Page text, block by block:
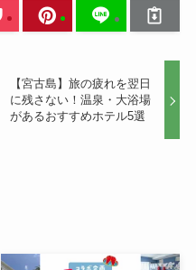
【宮古島】旅の疲れを翌日
に残さない！温泉・大浴場
があるおすすめホテル5選